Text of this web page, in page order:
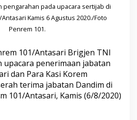
pengarahan pada upacara sertijab di
Kamis 6 Agustus 2020./Foto
Penrem 101.
101/Antasari Brigjen TNI
upacara penerimaan jabatan
dan Para Kasi Korem
terima jabatan Dandim di
101/Antasari, Kamis (6/8/2020)